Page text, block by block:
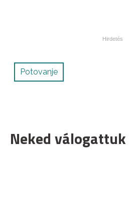
Potovanje
Neked válogattuk